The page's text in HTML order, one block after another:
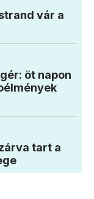
vár a
öt napon
tart a